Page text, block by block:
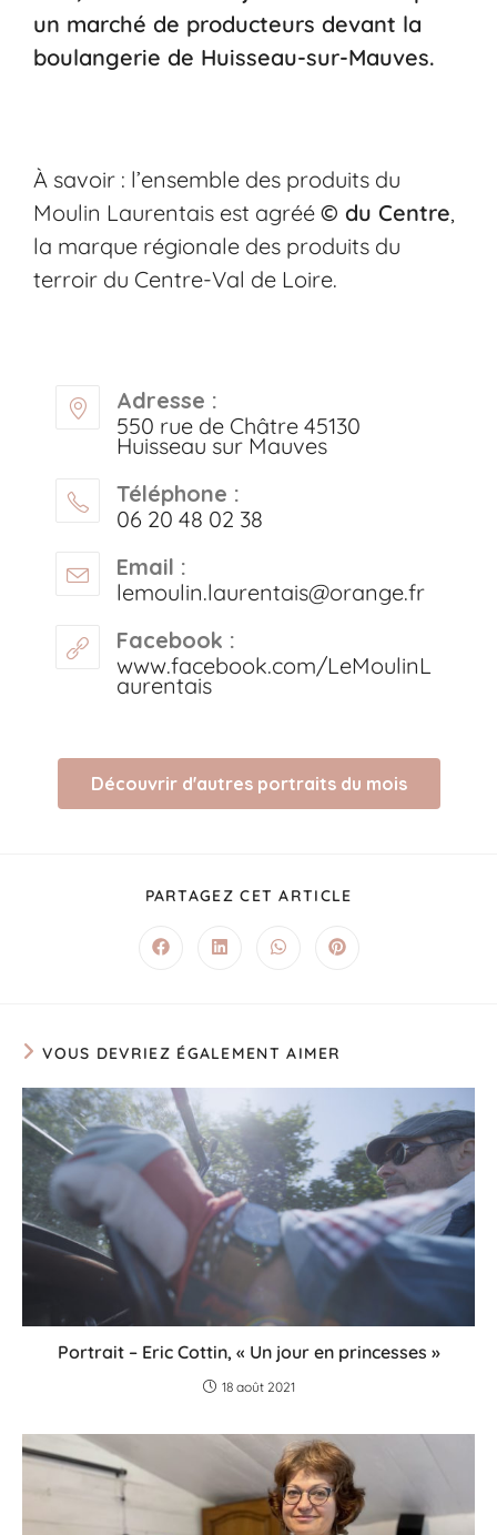
un marché de producteurs devant la
boulangerie de Huisseau-sur-Mauves.
À savoir : l’ensemble des produits du
Moulin Laurentais est agréé © du Centre,
la marque régionale des produits du
terroir du Centre-Val de Loire.
Adresse :
550 rue de Châtre 45130
Huisseau sur Mauves
Téléphone :
06 20 48 02 38
Email :
lemoulin.laurentais@orange.fr
Facebook :
www.facebook.com/LeMoulinL
aurentais
Découvrir d'autres portraits du mois
PARTAGEZ CET ARTICLE
VOUS DEVRIEZ ÉGALEMENT AIMER
Portrait – Eric Cottin, « Un jour en princesses »
18 août 2021